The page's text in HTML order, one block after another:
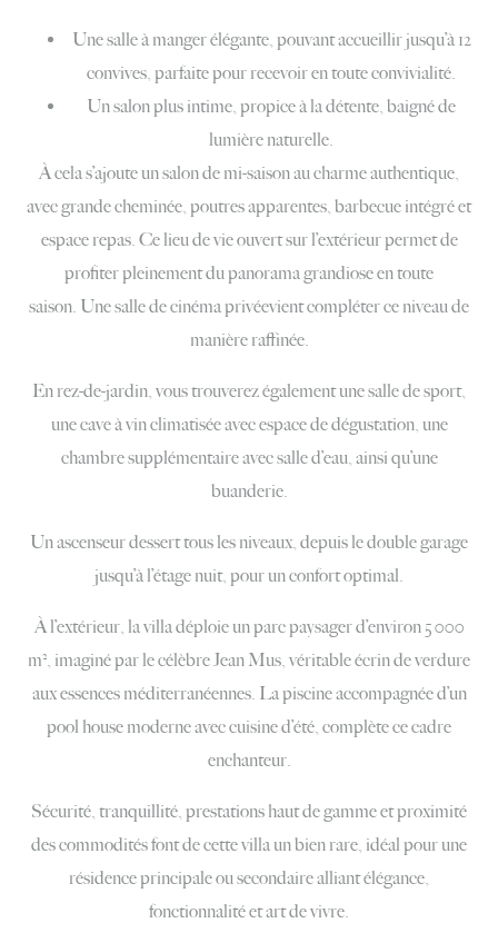
Une salle à manger élégante, pouvant accueillir jusqu’à 12
convives, parfaite pour recevoir en toute convivialité.
Un salon plus intime, propice à la détente, baigné de
lumière naturelle.
À cela s’ajoute un salon de mi-saison au charme authentique,
avec grande cheminée, poutres apparentes, barbecue intégré et
espace repas. Ce lieu de vie ouvert sur l’extérieur permet de
profiter pleinement du panorama grandiose en toute
saison. Une salle de cinéma privéevient compléter ce niveau de
manière raffinée.
En rez-de-jardin, vous trouverez également une salle de sport,
une cave à vin climatisée avec espace de dégustation, une
chambre supplémentaire avec salle d’eau, ainsi qu’une
buanderie.
Un ascenseur dessert tous les niveaux, depuis le double garage
jusqu’à l’étage nuit, pour un confort optimal.
À l’extérieur, la villa déploie un parc paysager d’environ 5 000
m², imaginé par le célèbre Jean Mus, véritable écrin de verdure
aux essences méditerranéennes. La piscine accompagnée d’un
pool house moderne avec cuisine d’été, complète ce cadre
enchanteur.
Sécurité, tranquillité, prestations haut de gamme et proximité
des commodités font de cette villa un bien rare, idéal pour une
résidence principale ou secondaire alliant élégance,
fonctionnalité et art de vivre.